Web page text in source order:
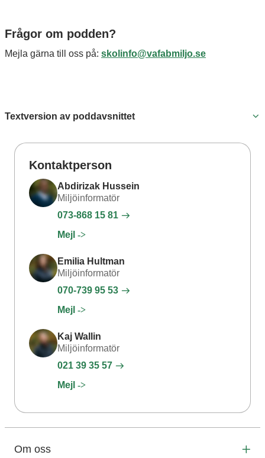
Frågor om podden?
Mejla gärna till oss på: skolinfo@vafabmiljo.se
Textversion av poddavsnittet
Kontaktperson
Abdirizak Hussein
Miljöinformatör
073-868 15 81
Mejl
Emilia Hultman
Miljöinformatör
070-739 95 53
Mejl
Kaj Wallin
Miljöinformatör
021 39 35 57
Mejl
Om oss